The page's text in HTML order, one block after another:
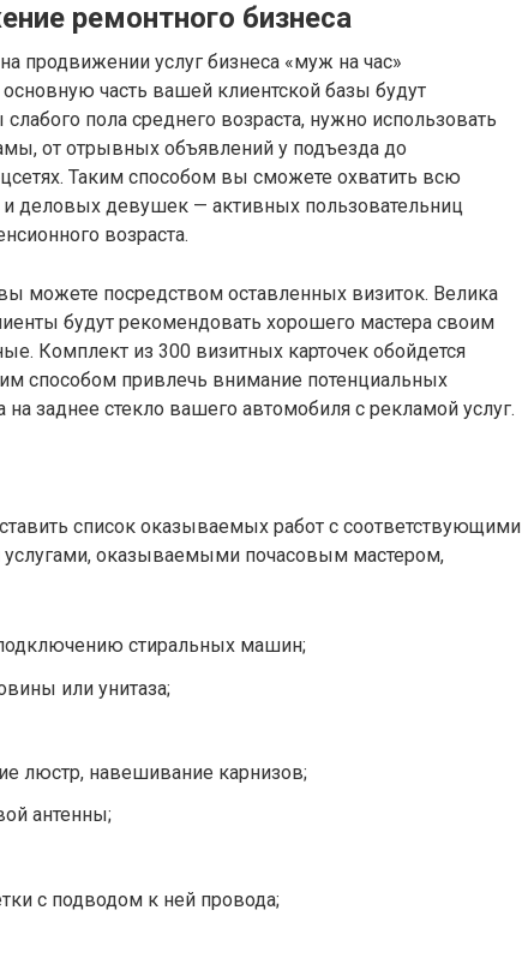
ремонтного бизнеса
продвижении услуг бизнеса «муж на час»
часть вашей клиентской базы будут
пола среднего возраста, нужно использовать
от отрывных объявлений у подъезда до
Таким способом вы сможете охватить всю
деловых девушек — активных пользовательниц
возраста.
можете посредством оставленных визиток. Велика
будут рекомендовать хорошего мастера своим
Комплект из 300 визитных карточек обойдется
способом привлечь внимание потенциальных
на заднее стекло вашего автомобиля с рекламой услуг.
список оказываемых работ с соответствующими
оказываемыми почасовым мастером,
стиральных машин;
или унитаза;
люстр, навешивание карнизов;
антенны;
с подводом к ней провода;